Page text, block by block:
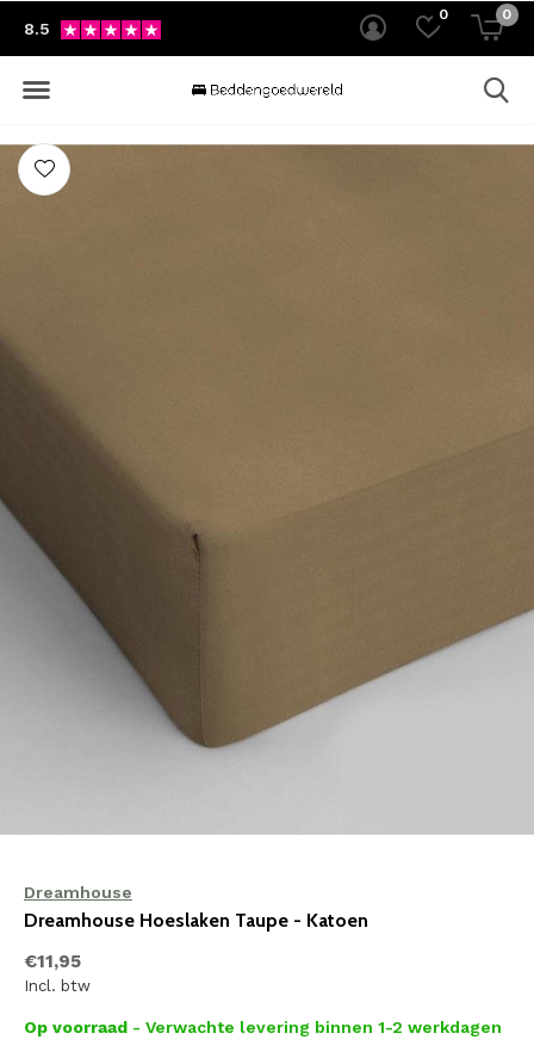
0 0
8.5
Dreamhouse
Dreamhouse Hoeslaken Taupe - Katoen
€11,95
Incl. btw
Op voorraad - Verwachte levering binnen 1-2 werkdagen